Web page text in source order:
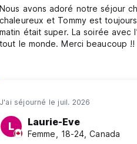
pourrait vous décevoir !
Nous avons adoré notre séjour
chaleureux et Tommy est toujours prêt à rendre service. Le petit dej le
matin était super. La soirée avec
tout le monde. Merci beaucoup !!
J'ai séjourné le juil. 2026
L Laurie-Eve
Femme, 18-24, Canada